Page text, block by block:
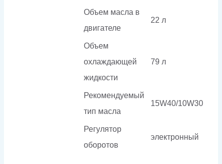
Объем масла в
двигателе
22 л
Объем
охлаждающей
жидкости
79 л
Рекомендуемый
тип масла
15W40/10W30
Регулятор
оборотов
электронный